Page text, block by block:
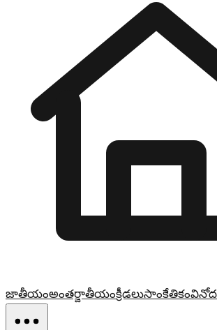
జాతీయంఅంతర్జాతీయంక్రీడలుసాంకేతికం